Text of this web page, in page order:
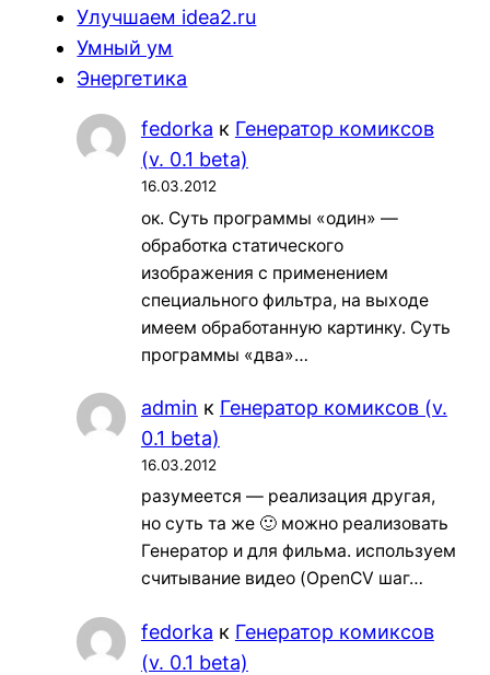
Улучшаем idea2.ru
Умный ум
Энергетика
fedorka к Генератор комиксов
(v. 0.1 beta)
16.03.2012
ок. Суть программы «один» —
обработка статического
изображения с применением
специального фильтра, на выходе
имеем обработанную картинку. Суть
программы «два»…
admin к Генератор комиксов (v.
0.1 beta)
16.03.2012
разумеется — реализация другая,
но суть та же 🙂 можно реализовать
Генератор и для фильма. используем
считывание видео (OpenCV шаг…
fedorka к Генератор комиксов
(v. 0.1 beta)